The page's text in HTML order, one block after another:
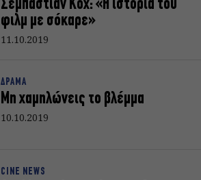
Σεμπάστιαν Κοχ: «Η ιστορία του
φιλμ με σόκαρε»
11.10.2019
ΔΡΑΜΑ
Μη χαμηλώνεις το βλέμμα
10.10.2019
CINE NEWS